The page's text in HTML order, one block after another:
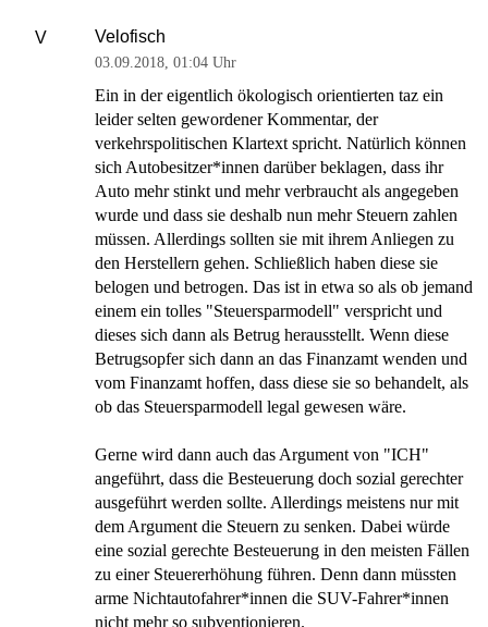
V Velofisch
03.09.2018, 01:04 Uhr
Ein in der eigentlich ökologisch orientierten taz ein
leider selten gewordener Kommentar, der
verkehrspolitischen Klartext spricht. Natürlich können
sich Autobesitzer*innen darüber beklagen, dass ihr
Auto mehr stinkt und mehr verbraucht als angegeben
wurde und dass sie deshalb nun mehr Steuern zahlen
müssen. Allerdings sollten sie mit ihrem Anliegen zu
den Herstellern gehen. Schließlich haben diese sie
belogen und betrogen. Das ist in etwa so als ob jemand
einem ein tolles "Steuersparmodell" verspricht und
dieses sich dann als Betrug herausstellt. Wenn diese
Betrugsopfer sich dann an das Finanzamt wenden und
vom Finanzamt hoffen, dass diese sie so behandelt, als
ob das Steuersparmodell legal gewesen wäre.
Gerne wird dann auch das Argument von "ICH"
angeführt, dass die Besteuerung doch sozial gerechter
ausgeführt werden sollte. Allerdings meistens nur mit
dem Argument die Steuern zu senken. Dabei würde
eine sozial gerechte Besteuerung in den meisten Fällen
zu einer Steuererhöhung führen. Denn dann müssten
arme Nichtautofahrer*innen die SUV-Fahrer*innen
nicht mehr so subventionieren.